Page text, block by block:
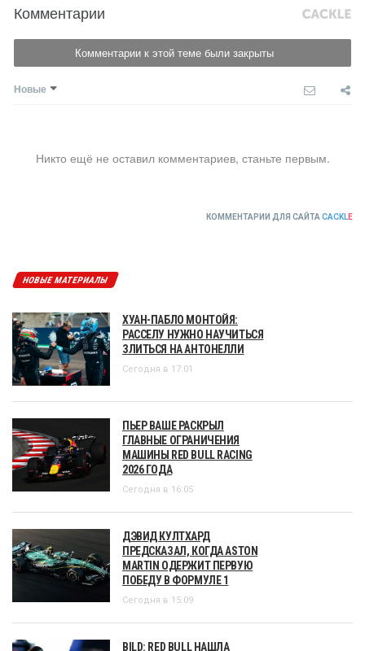
Комментарии
Комментарии к этой теме были закрыты
Новые
Никто ещё не оставил комментариев, станьте первым.
КОММЕНТАРИИ ДЛЯ САЙТА CACKLE
НОВЫЕ МАТЕРИАЛЫ
ХУАН-ПАБЛО МОНТОЙЯ:
РАССЕЛУ НУЖНО НАУЧИТЬСЯ
ЗЛИТЬСЯ НА АНТОНЕЛЛИ
Сегодня в 17:01
ПЬЕР ВАШЕ РАСКРЫЛ
ГЛАВНЫЕ ОГРАНИЧЕНИЯ
МАШИНЫ RED BULL RACING
2026 ГОДА
Сегодня в 16:05
ДЭВИД КУЛТХАРД
ПРЕДСКАЗАЛ, КОГДА ASTON
MARTIN ОДЕРЖИТ ПЕРВУЮ
ПОБЕДУ В ФОРМУЛЕ 1
Сегодня в 15:09
BILD: RED BULL НАШЛА